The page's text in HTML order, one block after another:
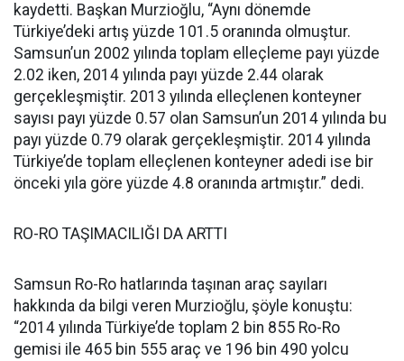
kaydetti. Başkan Murzioğlu, “Aynı dönemde
Türkiye’deki artış yüzde 101.5 oranında olmuştur.
Samsun’un 2002 yılında toplam elleçleme payı yüzde
2.02 iken, 2014 yılında payı yüzde 2.44 olarak
gerçekleşmiştir. 2013 yılında elleçlenen konteyner
sayısı payı yüzde 0.57 olan Samsun’un 2014 yılında bu
payı yüzde 0.79 olarak gerçekleşmiştir. 2014 yılında
Türkiye’de toplam elleçlenen konteyner adedi ise bir
önceki yıla göre yüzde 4.8 oranında artmıştır.” dedi.
RO-RO TAŞIMACILIĞI DA ARTTI
Samsun Ro-Ro hatlarında taşınan araç sayıları
hakkında da bilgi veren Murzioğlu, şöyle konuştu:
“2014 yılında Türkiye’de toplam 2 bin 855 Ro-Ro
gemisi ile 465 bin 555 araç ve 196 bin 490 yolcu